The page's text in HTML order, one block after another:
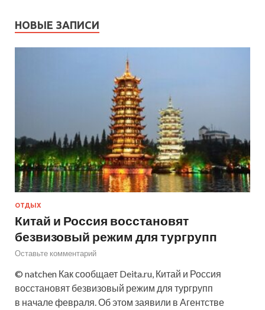
НОВЫЕ ЗАПИСИ
ОТДЫХ
Китай и Россия восстановят
безвизовый режим для тургрупп
Оставьте комментарий
© natchen Как сообщает Deita.ru, Китай и Россия
восстановят безвизовый режим для тургрупп
в начале февраля. Об этом заявили в Агентстве